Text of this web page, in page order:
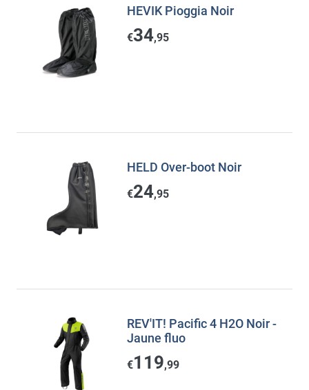
HEVIK Pioggia Noir
€34,95
HELD Over-boot Noir
€24,95
REV'IT! Pacific 4 H2O Noir -
Jaune fluo
€119,99